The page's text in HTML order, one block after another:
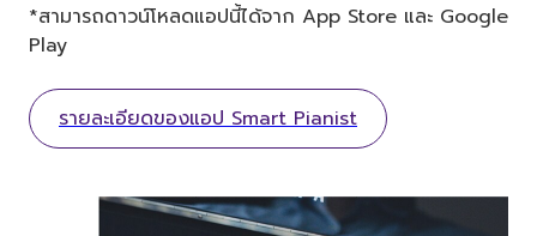
*สามารถดาวน์โหลดแอปนี้ได้จาก App Store และ Google
Play
รายละเอียดของแอป Smart Pianist